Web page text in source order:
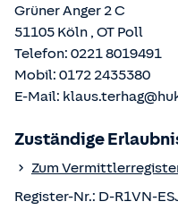
Grüner Anger 2 C
51105 Köln , OT Poll
Telefon: 0221 8019491
Mobil: 0172 2435380
E-Mail:
Zuständige
Zum
Register-Nr.: D-R1VN-